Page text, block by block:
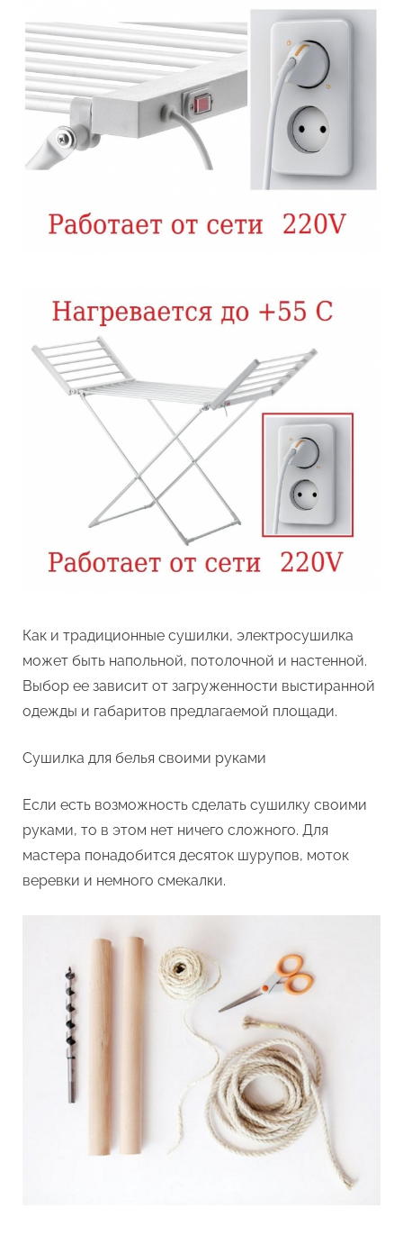
Как и традиционные сушилки, электросушилка
может быть напольной, потолочной и настенной.
Выбор ее зависит от загруженности выстиранной
одежды и габаритов предлагаемой площади.
Сушилка для белья своими руками
Если есть возможность сделать сушилку своими
руками, то в этом нет ничего сложного. Для
мастера понадобится десяток шурупов, моток
веревки и немного смекалки.